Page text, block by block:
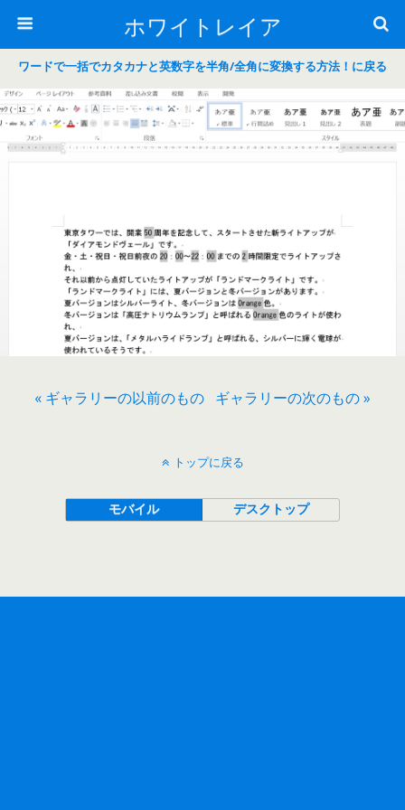
ホワイトレイア
ワードで一括でカタカナと英数字を半角/全角に変換する方法！に戻る
« ギャラリーの以前のもの ギャラリーの次のもの »
トップに戻る
モバイル デスクトップ